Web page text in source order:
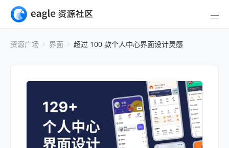
资源广场 界面 超过 100 款个人中心界面设计灵感